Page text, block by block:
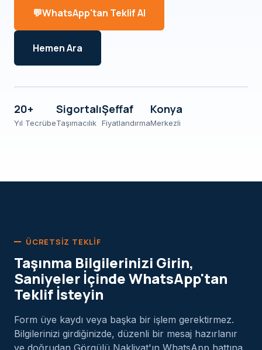
WhatsApp'tan Teklif Al
Hemen Ara
20+
Yıl Tecrübe
Sigortalı
Taşımacılık
Şeffaf
Fiyatlandırma
Konya
Merkezli
ÜCRETSIZ TEKLIF
Taşınma Bilgilerinizi Girin,
Saniyeler İçinde WhatsApp'tan
Teklif İsteyin
Form üye kaydı veya başka bir işlem gerektirmez.
Bilgilerinizi girdiğinizde, düzenli bir mesaj hazırlanır